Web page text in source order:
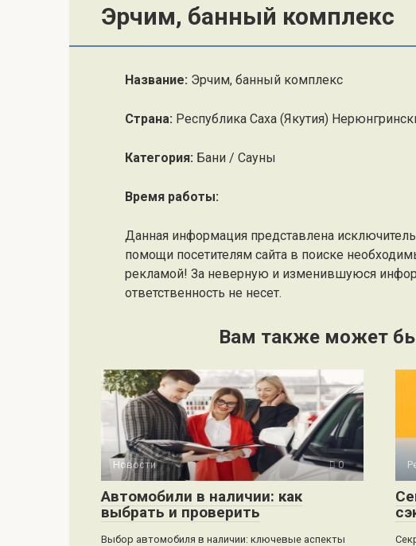
Эрчим, банный комплекс
Название: Эрчим, банный комплекс
Страна: Республика Саха (Якутия)
Категория: Бани / Сауны
Время работы:
Данная информация представлена
помощи посетителям сайта в поиске
рекламой! За неверную и изменившуюся
ответственность не несет.
Вам также может
Новости 0
Автомобили в наличии: как
выбрать и проверить
Выбор автомобиля в наличии: ключевые аспекты